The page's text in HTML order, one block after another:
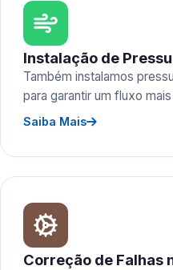
Instalação de
Também instalamos
para garantir um fluxo
Saiba Mais
Correção de Falhas